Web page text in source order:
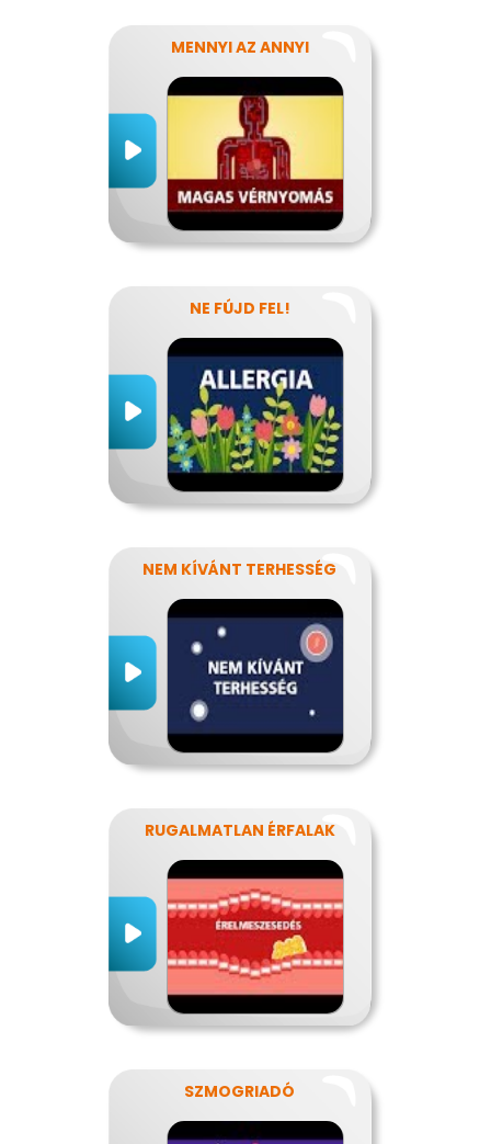
MENNYI AZ ANNYI
NE FÚJD FEL!
NEM KÍVÁNT TERHESSÉG
RUGALMATLAN ÉRFALAK
SZMOGRIADÓ